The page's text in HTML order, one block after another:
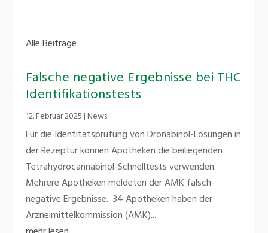
Alle Beiträge
Falsche negative Ergebnisse bei THC
Identifikationstests
12. Februar 2025|News
Für die Identitätsprüfung von Dronabinol-Lösungen in
der Rezeptur können Apotheken die beiliegenden
Tetrahydrocannabinol-Schnelltests verwenden.
Mehrere Apotheken meldeten der AMK falsch-
negative Ergebnisse. 34 Apotheken haben der
Arzneimittelkommission (AMK)...